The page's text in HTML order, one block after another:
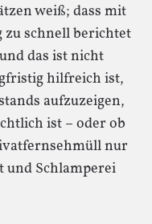
weiß; dass mit
zu schnell berichtet
das ist nicht
hilfreich ist,
aufzuzeigen,
ist – oder ob
nur
und Schlamperei